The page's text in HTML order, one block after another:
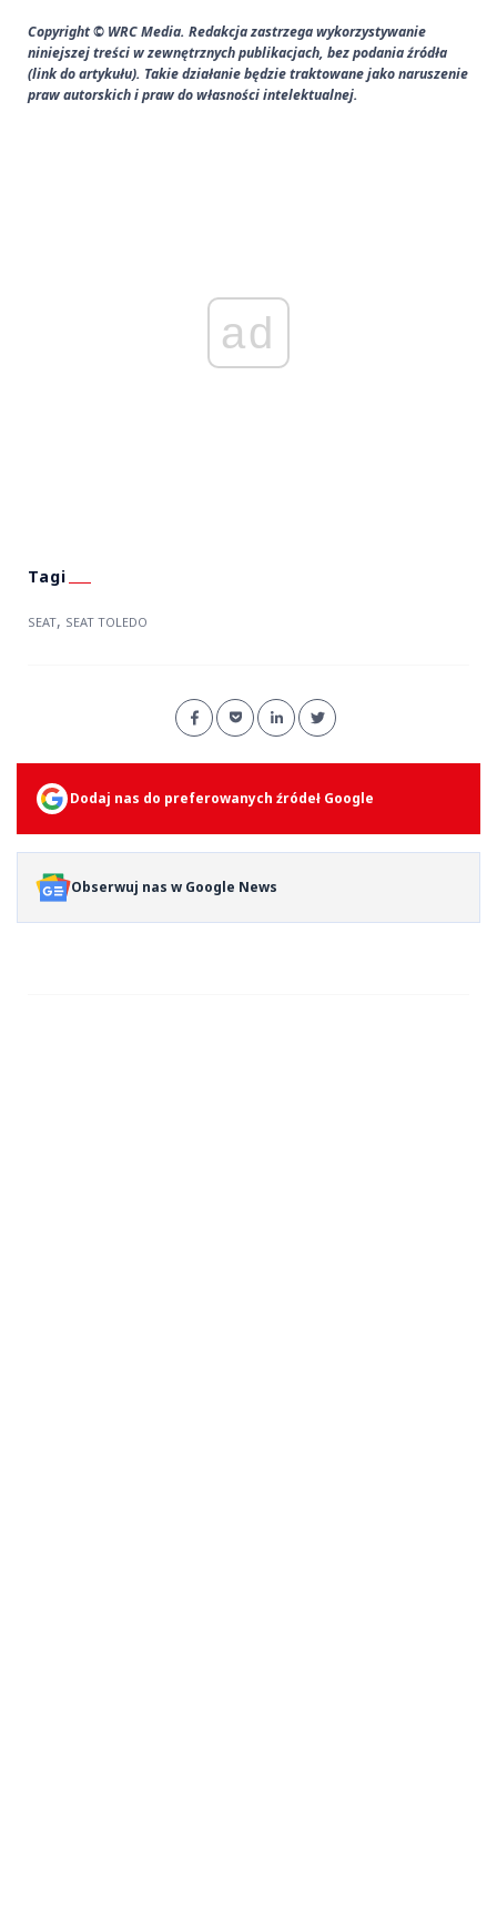
Copyright © WRC Media. Redakcja zastrzega wykorzystywanie
niniejszej treści w zewnętrznych publikacjach, bez podania źródła
(link do artykułu). Takie działanie będzie traktowane jako naruszenie
praw autorskich i praw do własności intelektualnej.
ad
SEAT, SEAT TOLEDO
Dodaj nas do preferowanych źródeł Google
Obserwuj nas w Google News